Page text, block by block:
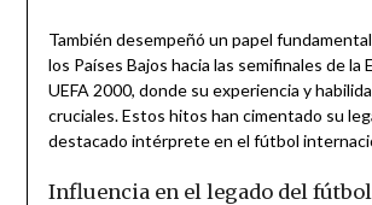
También desempeñó un papel
los Países Bajos hacia las semifinales de la
UEFA 2000, donde su experiencia y
cruciales. Estos hitos han cimentado su
destacado intérprete en el fútbol
Influencia en el legado del